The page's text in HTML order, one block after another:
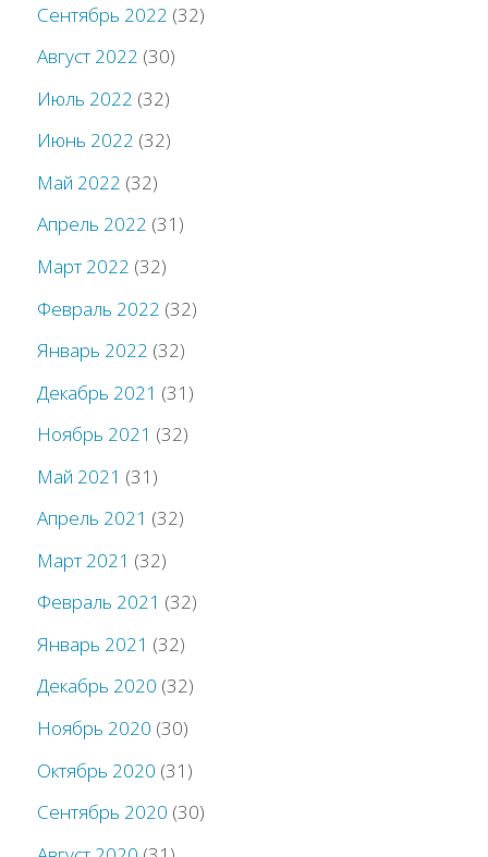
Сентябрь 2022 (32)
Август 2022 (30)
Июль 2022 (32)
Июнь 2022 (32)
Май 2022 (32)
Апрель 2022 (31)
Март 2022 (32)
Февраль 2022 (32)
Январь 2022 (32)
Декабрь 2021 (31)
Ноябрь 2021 (32)
Май 2021 (31)
Апрель 2021 (32)
Март 2021 (32)
Февраль 2021 (32)
Январь 2021 (32)
Декабрь 2020 (32)
Ноябрь 2020 (30)
Октябрь 2020 (31)
Сентябрь 2020 (30)